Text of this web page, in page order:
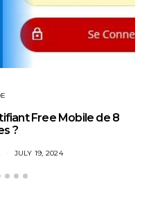
Free Mobile de 8
?
JULY 19, 2024